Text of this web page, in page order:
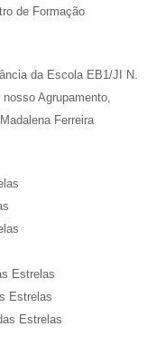
de Formação
da Escola EB1/JI N.
Agrupamento,
Ferreira
Estrelas
Estrelas
Estrelas